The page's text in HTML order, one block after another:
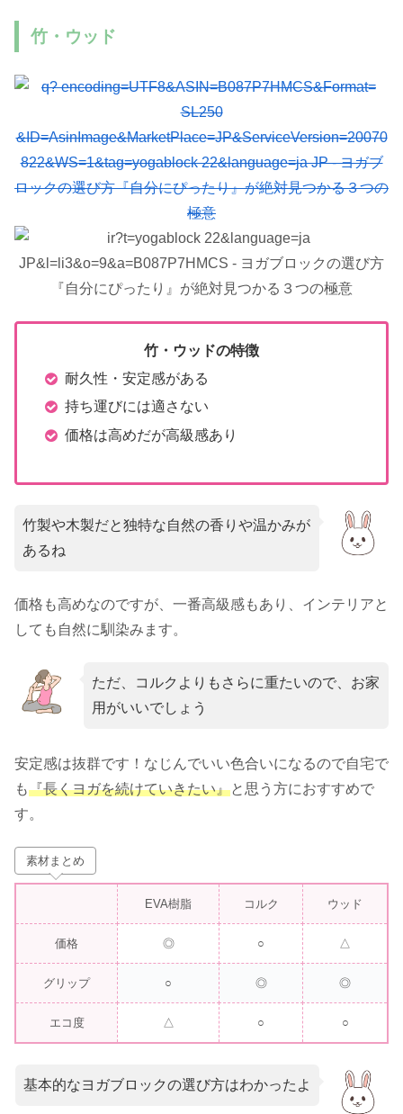
竹・ウッド
竹・ウッドの特徴
耐久性・安定感がある
持ち運びには適さない
価格は高めだが高級感あり
竹製や木製だと独特な自然の香りや温かみが
あるね
価格も高めなのですが、一番高級感もあり、インテリアと
しても自然に馴染みます。
ただ、コルクよりもさらに重たいので、お家
用がいいでしょう
安定感は抜群です！なじんでいい色合いになるので自宅で
も『長くヨガを続けていきたい』と思う方におすすめで
す。
素材まとめ
EVA樹脂 コルク ウッド
価格 ◎ ○ △
グリップ ○ ◎ ◎
エコ度 △ ○ ○
基本的なヨガブロックの選び方はわかったよ